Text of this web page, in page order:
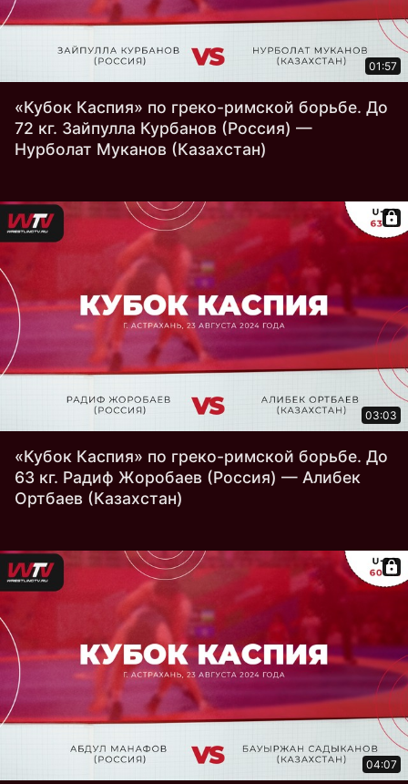
01:57
«Кубок Каспия» по греко-римской борьбе. До
72 кг. Зайпулла Курбанов (Россия) —
Нурболат Муканов (Казахстан)
03:03
«Кубок Каспия» по греко-римской борьбе. До
63 кг. Радиф Жоробаев (Россия) — Алибек
Ортбаев (Казахстан)
04:07